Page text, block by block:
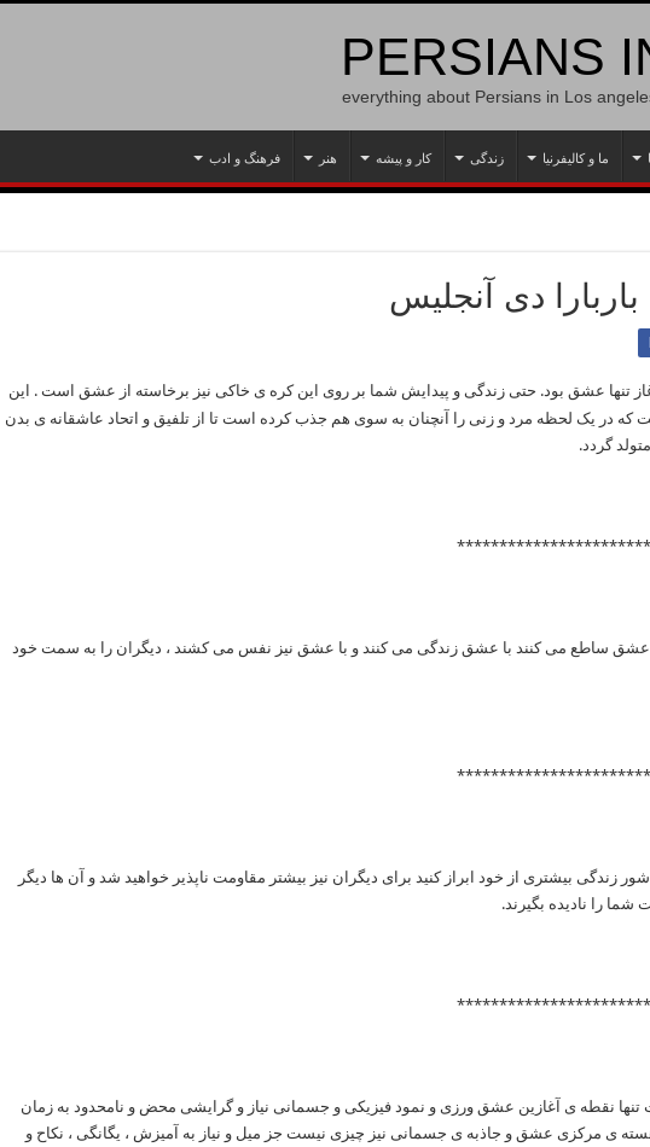
PERSIANS
everything about Persians in Los
ما و کالیفرنیا زندگی کار و پیشه هنر فرهنگ و ادب
دی آنجلیس
تنها عشق بود. حتی زندگی و پیدایش شما بر روی این کره ی خاکی نیز برخاسته از عشق است . این
در یک لحظه مرد و زنی را آنچنان به سوی هم جذب کرده است تا از تلفیق و اتحاد عاشقانه ی بدن
گردد.
عشق ساطع می کنند با عشق زندگی می کنند و با عشق نیز نفس می کشند ، دیگر ان را به سمت خود
زندگی بیشتری از خود ابراز کنید برای دیگران نیز بیشتر مقاومت ناپذیر خواهید شد و آن ها دیگر
شما را نادیده بگیرند.
نقطه ی آغازین عشق ورزی و نمود فیزیکی و جسمانی نیاز و گرایشی محض و نامحدود به زمان
ی مرکزی عشق و جاذبه ی جسمانی نیز چیزی نیست جز میل و نیاز به آمیزش ، یگانگی ، نکاح و